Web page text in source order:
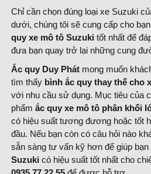
Chỉ cần chọn đúng loại xe Suzuki
dưới, chúng tôi sẽ cung cấp cho
quy xe mô tô Suzuki tốt nhất để
đưa bạn quay trở lại những cung
Ắc quy Duy Phát mong muốn
tìm thấy bình ắc quy thay thế cho
với nhu cầu sử dụng. Mục tiêu của
phẩm ắc quy xe mô tô phân khối
có hiệu suất tương đương hoặc tốt
đầu. Nếu bạn còn có câu hỏi nào
sẵn sàng tư vấn kỹ hơn để giúp bạn
Suzuki có hiệu suất tốt nhất cho